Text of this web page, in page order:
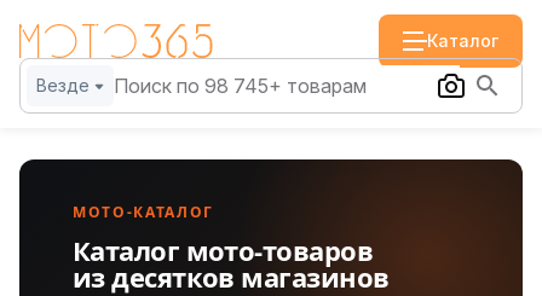
Каталог
Везде
МОТО-КАТАЛОГ
Каталог мото-товаров
из десятков магазинов